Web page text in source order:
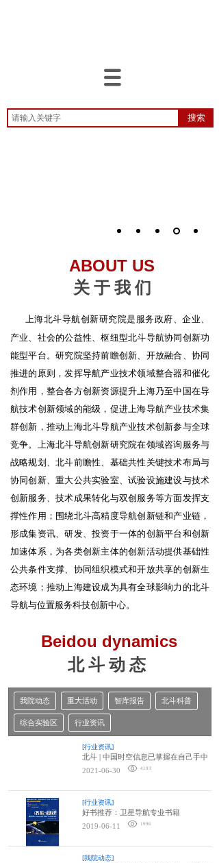
搜索
ABOUT US
关 于 我 们
上海北斗导航创新研究院是服务政府、企业、
产业、社会的公益性、枢纽型北斗导航协同创新功
能型平台。研究院坚持前瞻创新、开放融合、协同
推进的原则，发挥导航产业技术领域整合器和催化
剂作用，整合各方创新资源提升上海乃至中国在导
航技术创新领域的能级，促进上海导航产业技术集
群创新，推动上海北斗导航产业技术创新参与全球
竞争。上海北斗导航创新研究院在领域咨询服务与
战略规划、北斗前瞻性、基础共性关键技术布局与
协同创新、重大公共实验室、试验设施建设与技术
创新服务、技术成果转化与双创服务等方面发挥支
撑性作用；围绕北斗高精度导航创新链和产业链，
形成集资讯、研发、投资于一体的创新平台和创新
加速体系，为各类创新主体的创新活动提供基础性
公共条件支撑、协同组织模式和开放共享的创新生
态环境；推动上海建设成为具有全球影响力的北斗
导航与位置服务科技创新中心。
Beidou dynamics
北 斗 动 态
我院动态 重大活动 智库报告 北斗科普
综合实验区 行业资讯
[行业资讯]
北斗 | 中国时空信息已掌握在自己手中
2021-06-30
4193
[行业资讯]
好书推荐：卫星导航专业书籍
2019-06-11
1996
[我院动态]